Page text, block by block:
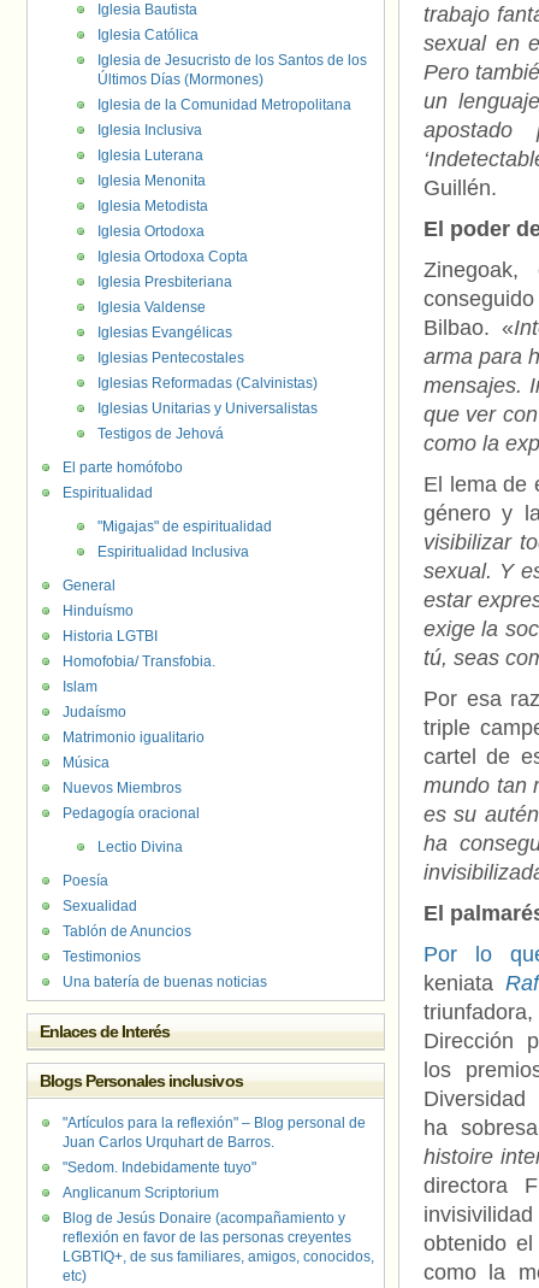
trabajo
sexual en
Pero
un
Guillén.
El poder
Zinegoak,
Bilbao. «
arma para
mensajes.
que ver
como la
El lema de
género y
visibilizar
sexual. Y
estar
exige la
tú, seas
Por esa
triple
cartel de
mundo tan
es su
ha
El
Por lo
keniata
Dirección
los
ha
histoire
directora
obtenido
como la
Iglesia Bautista
Iglesia Católica
Iglesia de Jesucristo de los Santos de los
Últimos Días (Mormones)
Iglesia de la Comunidad Metropolitana
Iglesia Inclusiva
Iglesia Luterana
Iglesia Menonita
Iglesia Metodista
Iglesia Ortodoxa
Iglesia Ortodoxa Copta
Iglesia Presbiteriana
Iglesia Valdense
Iglesias Evangélicas
Iglesias Pentecostales
Iglesias Reformadas (Calvinistas)
Iglesias Unitarias y Universalistas
Testigos de Jehová
El parte homófobo
Espiritualidad
"Migajas" de espiritualidad
Espiritualidad Inclusiva
General
Hinduísmo
Historia LGTBI
Homofobia/ Transfobia.
Islam
Judaísmo
Matrimonio igualitario
Música
Nuevos Miembros
Pedagogía oracional
Lectio Divina
Poesía
Sexualidad
Tablón de Anuncios
Testimonios
Una batería de buenas noticias
Enlaces de Interés
Blogs Personales inclusivos
"Artículos para la reflexión" – Blog personal de
Juan Carlos Urquhart de Barros.
"Sedom. Indebidamente tuyo"
Anglicanum Scriptorium
Blog de Jesús Donaire (acompañamiento y
reflexión en favor de las personas creyentes
LGBTIQ+, de sus familiares, amigos, conocidos,
etc)